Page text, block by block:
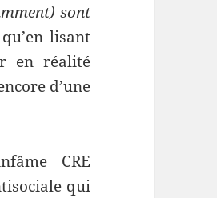
sont
lisant
en réalité
d’une
CRE
qui